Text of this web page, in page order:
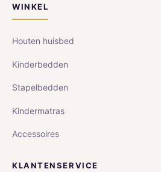
WINKEL
Houten huisbed
Kinderbedden
Stapelbedden
Kindermatras
Accessoires
KLANTENSERVICE